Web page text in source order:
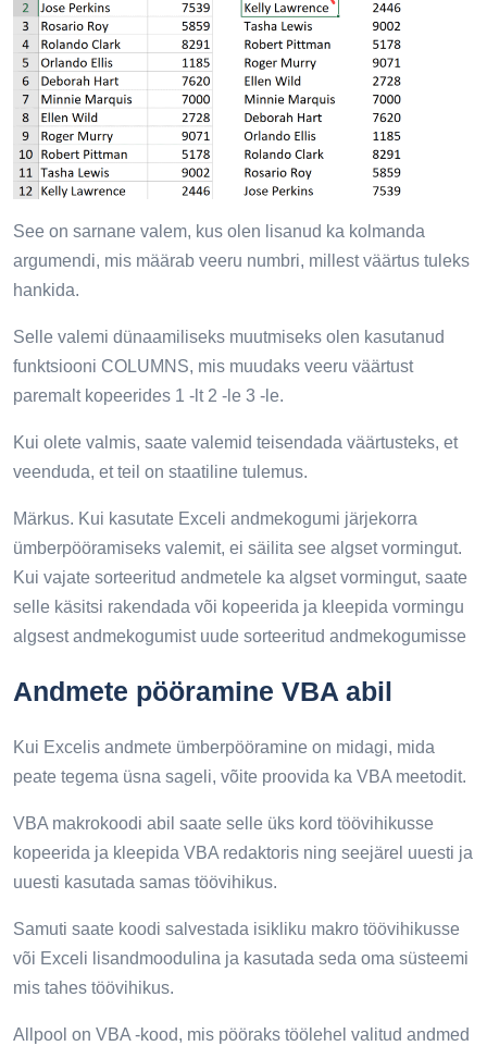
See on sarnane valem, kus olen lisanud ka kolmanda
argumendi, mis määrab veeru numbri, millest väärtus tuleks
hankida.
Selle valemi dünaamiliseks muutmiseks olen kasutanud
funktsiooni COLUMNS, mis muudaks veeru väärtust
paremalt kopeerides 1 -lt 2 -le 3 -le.
Kui olete valmis, saate valemid teisendada väärtusteks, et
veenduda, et teil on staatiline tulemus.
Märkus. Kui kasutate Exceli andmekogumi järjekorra
ümberpööramiseks valemit, ei säilita see algset vormingut.
Kui vajate sorteeritud andmetele ka algset vormingut, saate
selle käsitsi rakendada või kopeerida ja kleepida vormingu
algsest andmekogumist uude sorteeritud andmekogumisse
Andmete pööramine VBA abil
Kui Excelis andmete ümberpööramine on midagi, mida
peate tegema üsna sageli, võite proovida ka VBA meetodit.
VBA makrokoodi abil saate selle üks kord töövihikusse
kopeerida ja kleepida VBA redaktoris ning seejärel uuesti ja
uuesti kasutada samas töövihikus.
Samuti saate koodi salvestada isikliku makro töövihikusse
või Exceli lisandmoodulina ja kasutada seda oma süsteemi
mis tahes töövihikus.
Allpool on VBA -kood, mis pööraks töölehel valitud andmed